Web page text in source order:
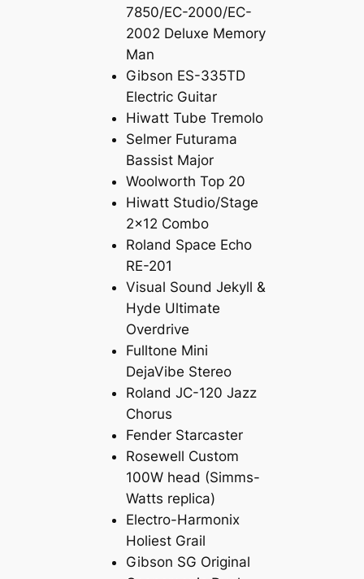
7850/EC-2000/EC-
2002 Deluxe Memory
Man
Gibson ES-335TD
Electric Guitar
Hiwatt Tube Tremolo
Selmer Futurama
Bassist Major
Woolworth Top 20
Hiwatt Studio/Stage
2×12 Combo
Roland Space Echo
RE-201
Visual Sound Jekyll &
Hyde Ultimate
Overdrive
Fulltone Mini
DejaVibe Stereo
Roland JC-120 Jazz
Chorus
Fender Starcaster
Rosewell Custom
100W head (Simms-
Watts replica)
Electro-Harmonix
Holiest Grail
Gibson SG Original